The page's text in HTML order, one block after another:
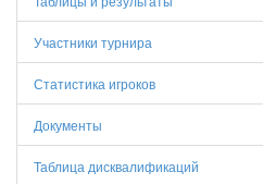
Участники турнира
Статистика игроков
Документы
Таблица дисквалификаций